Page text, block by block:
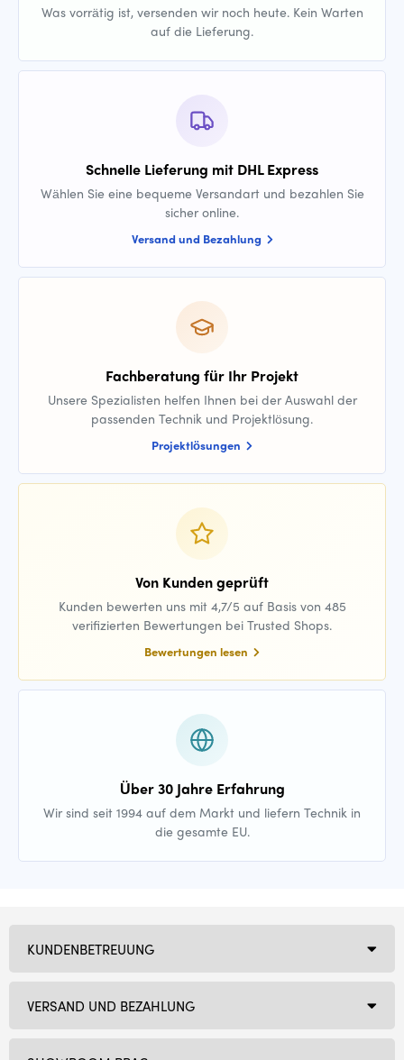
Was vorrätig ist, versenden wir noch heute. Kein Warten
auf die Lieferung.
Schnelle Lieferung mit DHL Express
Wählen Sie eine bequeme Versandart und bezahlen Sie
sicher online.
Versand und Bezahlung
Fachberatung für Ihr Projekt
Unsere Spezialisten helfen Ihnen bei der Auswahl der
passenden Technik und Projektlösung.
Projektlösungen
Von Kunden geprüft
Kunden bewerten uns mit 4,7/5 auf Basis von 485
verifizierten Bewertungen bei Trusted Shops.
Bewertungen lesen
Über 30 Jahre Erfahrung
Wir sind seit 1994 auf dem Markt und liefern Technik in
die gesamte EU.
KUNDENBETREUUNG
VERSAND UND BEZAHLUNG